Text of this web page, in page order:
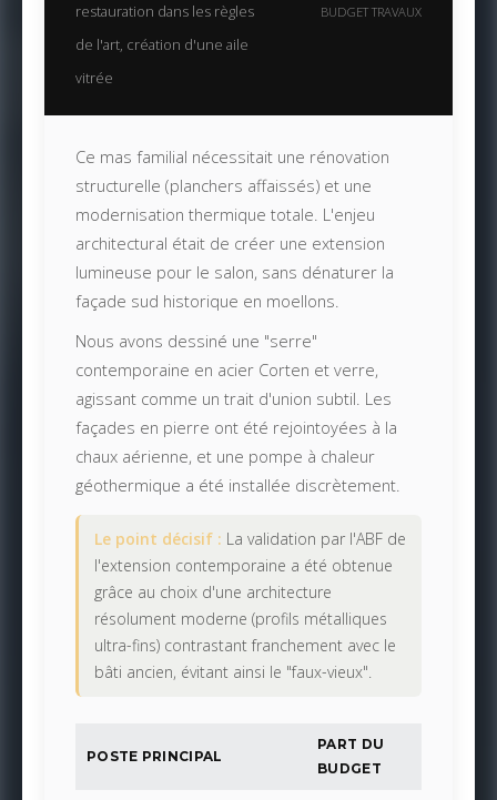
restauration dans les règles
de l'art, création d'une aile
vitrée
BUDGET TRAVAUX
Ce mas familial nécessitait une rénovation
structurelle (planchers affaissés) et une
modernisation thermique totale. L'enjeu
architectural était de créer une extension
lumineuse pour le salon, sans dénaturer la
façade sud historique en moellons.
Nous avons dessiné une "serre"
contemporaine en acier Corten et verre,
agissant comme un trait d'union subtil. Les
façades en pierre ont été rejointoyées à la
chaux aérienne, et une pompe à chaleur
géothermique a été installée discrètement.
Le point décisif : La validation par l'ABF de
l'extension contemporaine a été obtenue
grâce au choix d'une architecture
résolument moderne (profils métalliques
ultra-fins) contrastant franchement avec le
bâti ancien, évitant ainsi le "faux-vieux".
POSTE PRINCIPAL
PART DU
BUDGET